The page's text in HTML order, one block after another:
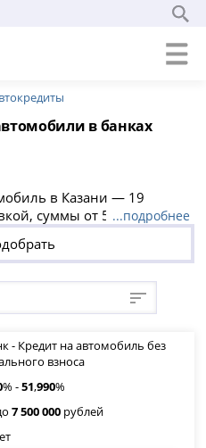
в банках
в Казани — 19
суммы от 50 000 до 8
дней до 5 лет и ПСК от
...подробнее
- Кредит на автомобиль без
взноса
% -51,990%
7 500 000 рублей